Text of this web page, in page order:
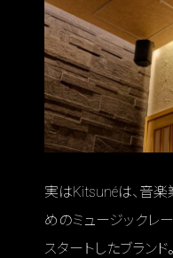
実はKitsunéは、音
めのミュージックレ
スタートしたブラン